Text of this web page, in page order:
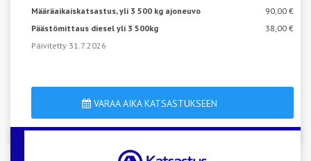
Määräaikaiskatsastus, yli 3 500 kg ajoneuvo
90,00 €
Päästömittaus diesel yli 3 500kg
38,00 €
Päivitetty 31.7.2026
VARAA AIKA KATSASTUKSEEN